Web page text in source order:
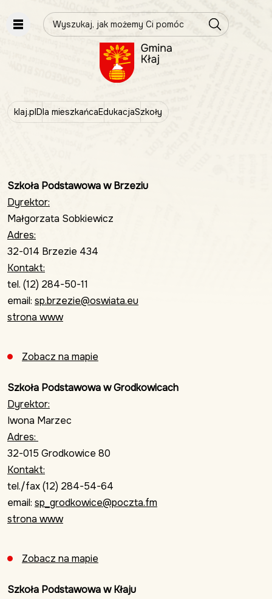
Wpisz szukaną frazę
klaj.plDla mieszkańcaEdukacjaSzkoły
Szkoła Podstawowa w Brzeziu
Dyrektor:
Małgorzata Sobkiewicz
Adres:
32-014 Brzezie 434
Kontakt:
tel. (12) 284-50-11
email: sp.brzezie@oswiata.eu
strona www
Zobacz na mapie
Szkoła Podstawowa w Grodkowicach
Dyrektor:
Iwona Marzec
Adres:
32-015 Grodkowice 80
Kontakt:
tel./fax (12) 284-54-64
email: sp_grodkowice@poczta.fm
strona www
Zobacz na mapie
Szkoła Podstawowa w Kłaju